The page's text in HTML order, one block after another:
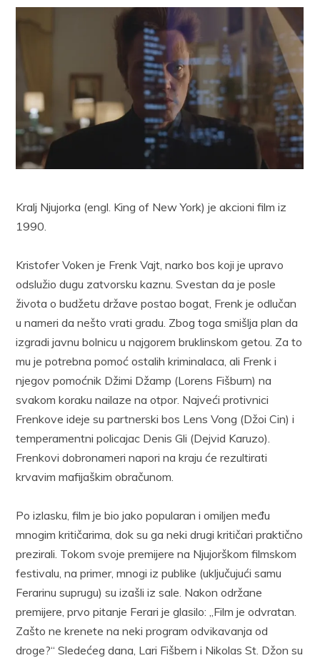
Kralj Njujorka (engl. King of New York) je akcioni film iz
1990.
Kristofer Voken je Frenk Vajt, narko bos koji je upravo
odslužio dugu zatvorsku kaznu. Svestan da je posle
života o budžetu države postao bogat, Frenk je odlučan
u nameri da nešto vrati gradu. Zbog toga smišlja plan da
izgradi javnu bolnicu u najgorem bruklinskom getou. Za to
mu je potrebna pomoć ostalih kriminalaca, ali Frenk i
njegov pomoćnik Džimi Džamp (Lorens Fišburn) na
svakom koraku nailaze na otpor. Najveći protivnici
Frenkove ideje su partnerski bos Lens Vong (Džoi Cin) i
temperamentni policajac Denis Gli (Dejvid Karuzo).
Frenkovi dobronameri napori na kraju će rezultirati
krvavim mafijaškim obračunom.
Po izlasku, film je bio jako popularan i omiljen među
mnogim kritičarima, dok su ga neki drugi kritičari praktično
prezirali. Tokom svoje premijere na Njujorškom filmskom
festivalu, na primer, mnogi iz publike (uključujući samu
Ferarinu suprugu) su izašli iz sale. Nakon održane
premijere, prvo pitanje Ferari je glasilo: „Film je odvratan.
Zašto ne krenete na neki program odvikavanja od
droge?“ Sledećeg dana, Lari Fišbern i Nikolas St. Džon su